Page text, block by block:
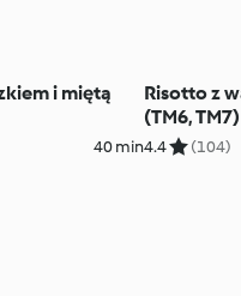
i miętą
40 min
Risotto z
(TM6, TM7)
4.4 (104)